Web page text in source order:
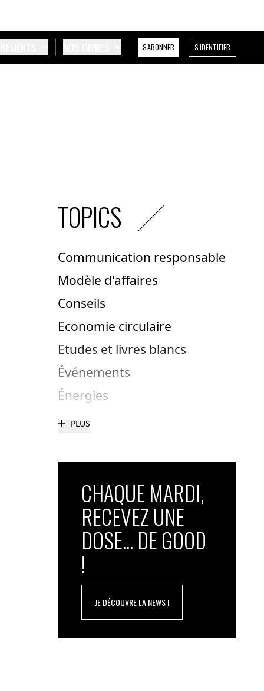
S'ABONNER S'IDENTIFIER
TOPICS
Communication responsable
Modèle d'affaires
Conseils
Economie circulaire
Etudes et livres blancs
Événements
Énergies
+ PLUS
CHAQUE MARDI,
RECEVEZ UNE
DOSE... DE GOOD
!
JE DÉCOUVRE LA NEWS !